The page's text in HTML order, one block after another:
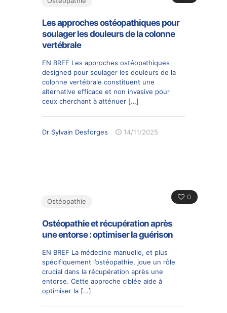
Les approches ostéopathiques pour
soulager les douleurs de la colonne
vertébrale
EN BREF Les approches ostéopathiques
designed pour soulager les douleurs de la
colonne vertébrale constituent une
alternative efficace et non invasive pour
ceux cherchant à atténuer […]
Dr Sylvain Desforges 14/11/2025
0
Ostéopathie
Ostéopathie et récupération après
une entorse : optimiser la guérison
EN BREF La médecine manuelle, et plus
spécifiquement l’ostéopathie, joue un rôle
crucial dans la récupération après une
entorse. Cette approche ciblée aide à
optimiser la […]